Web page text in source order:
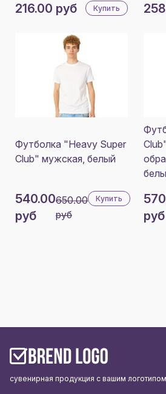
216.00 руб Купить
Футболка "Heavy Super
Club" мужская, белый
540.00
руб
650.00
руб
Купить
руб
сувенирная продукция с вашим логотипом